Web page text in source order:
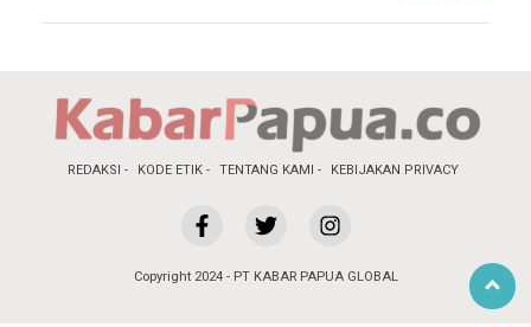
REDAKSI KODE ETIK TENTANG KAMI KEBIJAKAN PRIVACY
Copyright 2024 - PT KABAR PAPUA GLOBAL